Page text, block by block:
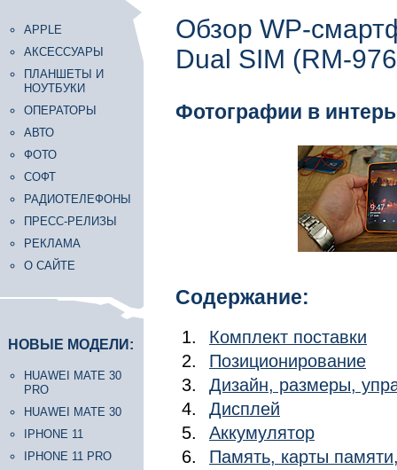
APPLE
АКСЕССУАРЫ
ПЛАНШЕТЫ И
НОУТБУКИ
ОПЕРАТОРЫ
АВТО
ФОТО
СОФТ
РАДИОТЕЛЕФОНЫ
ПРЕСС-РЕЛИЗЫ
РЕКЛАМА
О САЙТЕ
НОВЫЕ МОДЕЛИ:
HUAWEI MATE 30
PRO
HUAWEI MATE 30
IPHONE 11
IPHONE 11 PRO
Обзор WP-
Dual SIM (RM-
Фотографии в
Содержание:
Комплект поставки
Позиционирование
Дизайн, размеры,
Дисплей
Аккумулятор
Память, карты